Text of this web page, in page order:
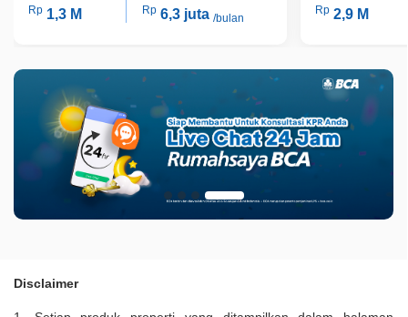
Rp 1,3 M
Rp 6,3 juta /bulan
Rp 2,9 M
Disclaimer